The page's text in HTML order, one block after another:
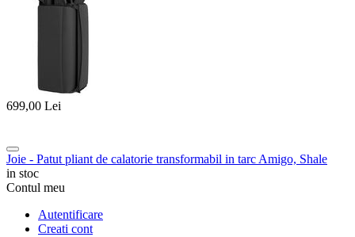
699,00 Lei
Joie - Patut pliant de calatorie transformabil in tarc Amigo, Shale
in stoc
Contul meu
Autentificare
Creati cont